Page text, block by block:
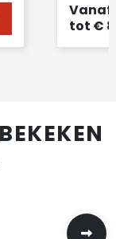
Vanaf
tot €